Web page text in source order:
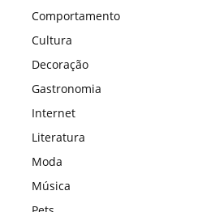
Comportamento
Cultura
Decoração
Gastronomia
Internet
Literatura
Moda
Música